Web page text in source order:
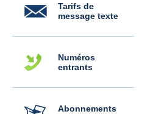
Tarifs de
message texte
Numéros
entrants
Abonnements